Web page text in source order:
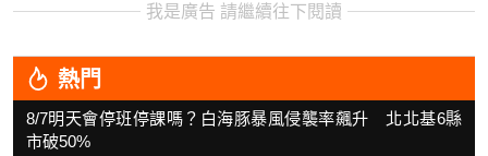
我是廣告 請繼續往下閱讀
熱門
8/7明天會停班停課嗎？白海豚暴風侵襲率飆升 北北基6縣
市破50%